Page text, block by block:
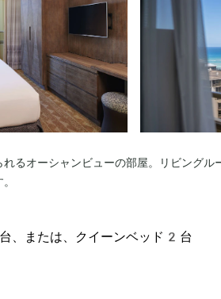
るオーシャンビューの部屋。リビングル
、または、クイーンベッド2台